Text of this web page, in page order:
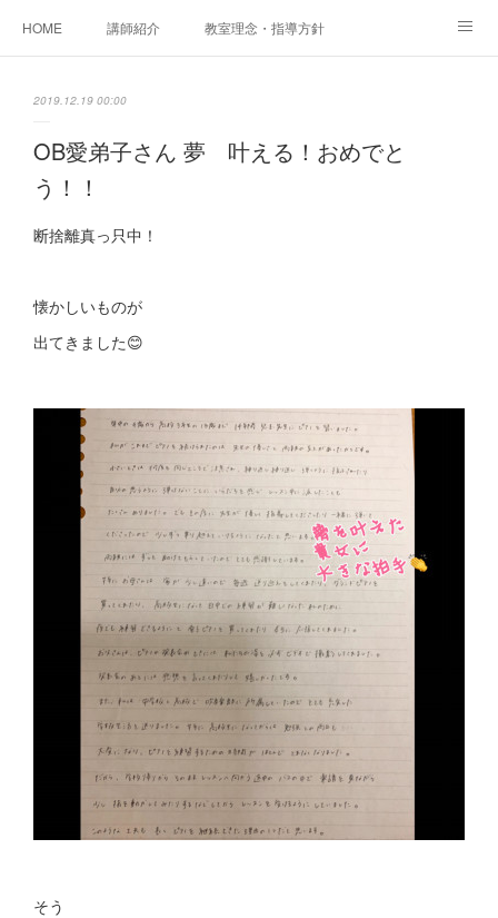
HOME 講師紹介 教室理念・指導方針
ご相談・体験レッスンお申し込み
2019.12.19 00:00
OB愛弟子さん 夢 叶える！おめでと
う！！
断捨離真っ只中！
懐かしいものが
出てきました😊
そう